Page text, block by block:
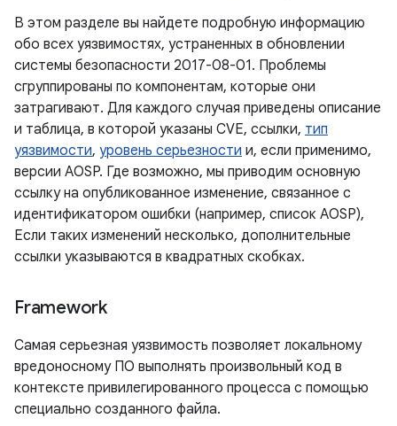
В этом разделе вы найдете подробную информацию
обо всех уязвимостях, устраненных в обновлении
системы безопасности 2017-08-01. Проблемы
сгруппированы по компонентам, которые они
затрагивают. Для каждого случая приведены описание
и таблица, в которой указаны CVE, ссылки, тип
уязвимости, уровень серьезности и, если применимо,
версии AOSP. Где возможно, мы приводим основную
ссылку на опубликованное изменение, связанное с
идентификатором ошибки (например, список AOSP),
Если таких изменений несколько, дополнительные
ссылки указываются в квадратных скобках.
Framework
Самая серьезная уязвимость позволяет локальному
вредоносному ПО выполнять произвольный код в
контексте привилегированного процесса с помощью
специально созданного файла.